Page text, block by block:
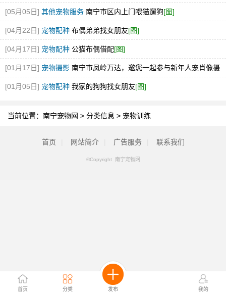
首页 分类 发布 我的
[05月05日] 其他宠物服务 南宁市区内上门喂猫遛狗[图]
[04月22日] 宠物配种 布偶弟弟找女朋友[图]
[04月17日] 宠物配种 公猫布偶借配[图]
[01月17日] 宠物摄影 南宁市凤岭万达，邀您一起参与新年人宠肖像摄
影艺术节[图]
[01月05日] 宠物配种 我家的狗狗找女朋友[图]
当前位置： 南宁宠物网 > 分类信息 > 宠物训练
首页 网站简介 广告服务 联系我们
©Copyright 南宁宠物网